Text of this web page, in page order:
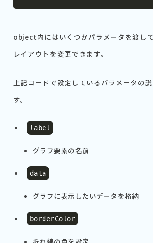
object内にはいくつかパラメータを渡し
レイアウトを変更できます。
上記コードで設定しているパラメータの
す。
label
グラフ要素の名前
data
グラフに表示したいデータを格納
borderColor